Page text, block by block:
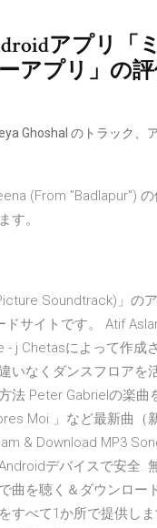
アプリ「
アプリ」の
Ghoshal のトラック、
(From "Badlapur")
す。
Soundtrack)」の
サイトです。 Atif
j Chetasによって作成
いなくダンスフロアを
法 Peter Gabrielの楽
Moi 」など最新曲（
& Download MP3
デバイスで安全.
曲を聴く＆ダウンロー
すべて1か所で提供し